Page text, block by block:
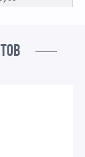
для детей
по Москве